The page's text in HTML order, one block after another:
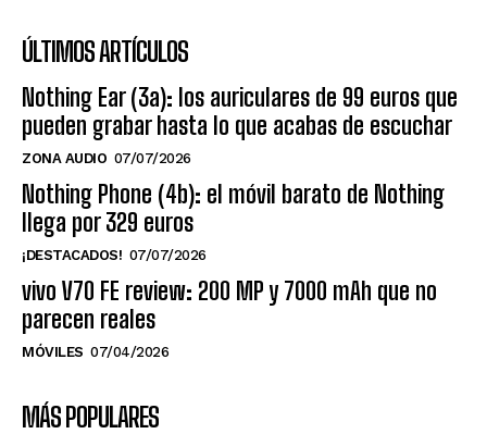
ÚLTIMOS ARTÍCULOS
Nothing Ear (3a): los auriculares de 99 euros que
pueden grabar hasta lo que acabas de escuchar
ZONA AUDIO 07/07/2026
Nothing Phone (4b): el móvil barato de Nothing
llega por 329 euros
¡DESTACADOS! 07/07/2026
vivo V70 FE review: 200 MP y 7000 mAh que no
parecen reales
MÓVILES 07/04/2026
MÁS POPULARES